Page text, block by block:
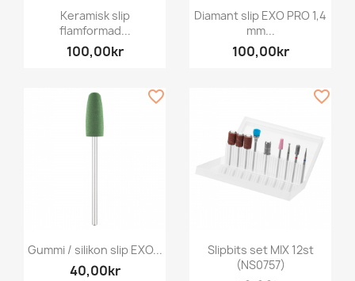
Keramisk slip
flamformad...
100,00kr
Diamant slip EXO PRO 1,4
mm...
100,00kr
Gummi / silikon slip EXO...
40,00kr
favorite_border
Slipbits set MIX 12st
(NS0757)
favorite_border